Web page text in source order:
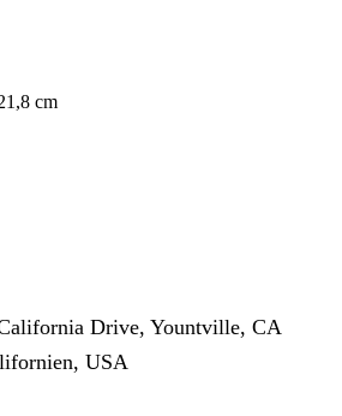
cm
Drive, Yountville, CA
USA